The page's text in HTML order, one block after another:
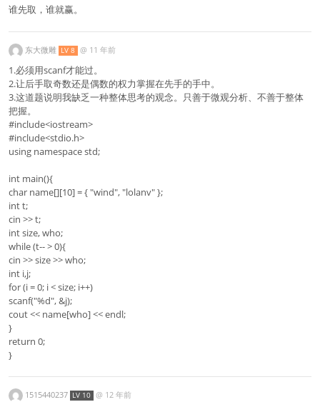
谁先取，谁就赢。
东大微雕 LV 8 @ 11 年前
1.必须用scanf才能过。
2.让后手取奇数还是偶数的权力掌握在先手的手中。
3.这道题说明我缺乏一种整体思考的观念。只善于微观分析、不善于整体
把握。
#include<iostream>
#include<stdio.h>
using namespace std;
int main(){
char name[][10] = { "wind", "lolanv" };
int t;
cin >> t;
int size, who;
while (t-- > 0){
cin >> size >> who;
int i,j;
for (i = 0; i < size; i++)
scanf("%d", &j);
cout << name[who] << endl;
}
return 0;
}
1515440237 LV 10 @ 12 年前